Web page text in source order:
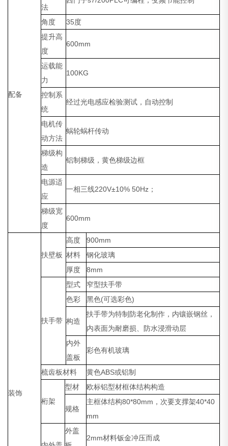
配备
法
角度
35度
提升高
度
600mm
运载能
力
100KG
控制系
统
经过光电感应检验测试，自动控制
电机传
动方法
蜗轮蜗杆传动
梯级构
造
铝制梯级，黄色梯级边框
电源适
应
一相三线220V±10% 50Hz；
梯级宽
度
600mm
装饰
扶壁板
高度
900mm
材料
钢化玻璃
厚度
8mm
扶手带
型式
窄型扶手带
色彩
黑色(可选彩色)
构造
扶手带为特制防老化制作，内镶嵌钢丝，
内表面为耐磨损、防水浸滑动层
内外
盖板
彩色有机玻璃
梳齿板材料 黄色ABS或铝制
桁架
型材 欧标铝型材框体结构构造
规格
主框体结构80*80mm，次要支撑架40*40
mm
外盖
2mm材料钣金冲压而成